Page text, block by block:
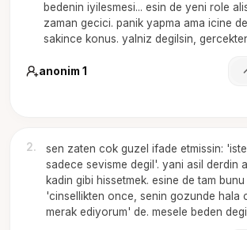
bedenin iyilesmesi... esin de yeni role
zaman gecici. panik yapma ama icine
sakince konus. yalniz degilsin,
anonim 1
2.
sen zaten cok guzel ifade etmissin:
sadece sevisme degil'. yani asil derdin
kadin gibi hissetmek. esine de tam
'cinsellikten once, senin gozunde hala
merak ediyorum' de. mesele beden